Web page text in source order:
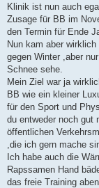
Klinik ist nun auch
Zusage für BB im
den Termin für Ende
Nun kam aber
gegen Winter ,aber
Schnee sehe.
Mein Ziel war ja
BB wie ein kleiner
für den Sport und
du entweder noch gut
öffentlichen
,die ich gern mache
Ich habe auch die
Rapssamen Hand
das freie Training